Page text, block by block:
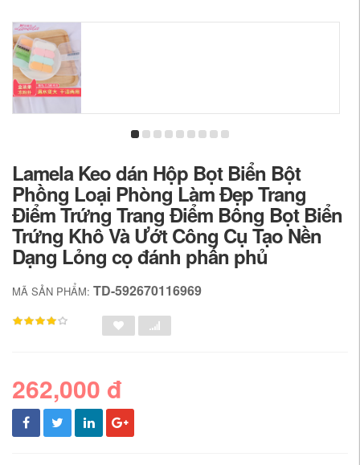
Lamela Keo dán Hộp Bọt Biển Bột
Phồng Loại Phòng Làm Đẹp Trang
Điểm Trứng Trang Điểm Bông Bọt Biển
Trứng Khô Và Ướt Công Cụ Tạo Nền
Dạng Lỏng cọ đánh phấn phủ
MÃ SẢN PHẨM: TD-592670116969
262,000 đ